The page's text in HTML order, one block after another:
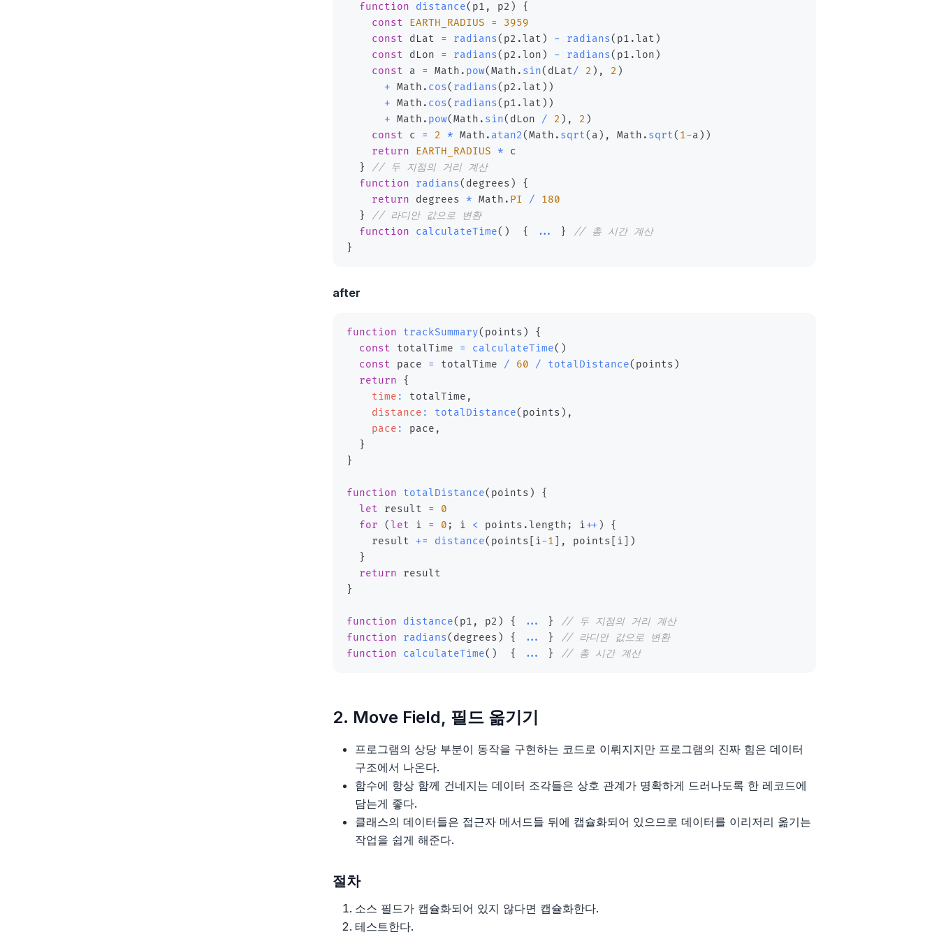
function distance( p1 , p2 )
{
const
EARTH_RADIUS =
3959
const dLat = radians( p2 .lat ) - radians( p1 .lat )
const dLon = radians( p2 .lon ) - radians( p1 .lon )
const a = Math . pow(Math . sin( dLat/ 2 ) , 2 )
+ Math . cos( radians( p2 .lat ) )
+ Math . cos( radians( p1 .lat ) )
+ Math . pow(Math . sin( dLon / 2 ) , 2 )
const c = 2 * Math . atan2(Math . sqrt( a ) , Math . sqrt( 1-a ) )
return
EARTH_RADIUS *
}
// 두 지점의 거리 계산
function
radians( degrees )
{
return degrees * Math . PI /
180
}
// 라디안 값으로 변환
function
calculateTime( ) { ... }
// 총 시간 계산
}
after
function trackSummary( points )
{
const totalTime = calculateTime( )
const pace = totalTime / 60 / totalDistance( points )
return
{
time : totalTime ,
distance : totalDistance( points ) ,
pace : pace ,
}
}
function totalDistance( points )
{
let result =
0
for
(let i = 0 ; i < points .length ; i++ )
{
    result
+= distance( points i-1 , points i
)
}
return
}
function distance( p1 , p2 ) { ... }
// 두 지점의 거리 계산
function
radians( degrees ) { ... }
// 라디안 값으로 변환
function
calculateTime( ) { ... } // 총 시간 계산
2. Move Field, 필드 옮기기
프로그램의 상당 부분이 동작을 구현하는 코드로 이뤄지지만 프로그램의 진짜 힘은 데이터
구조에서 나온다.
함수에 항상 함께 건네지는 데이터 조각들은 상호 관계가 명확하게 드러나도록 한 레코드에
담는게 좋다.
클래스의 데이터들은 접근자 메서드들 뒤에 캡슐화되어 있으므로 데이터를 이리저리 옮기는
작업을 쉽게 해준다.
절차
소스 필드가 캡슐화되어 있지 않다면 캡슐화한다.
테스트한다.